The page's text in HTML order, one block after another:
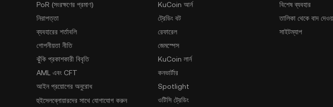
PoR (সংরক্ষণের প্রমাণ)
নিরাপত্তা
ব্যবহারের শর্তাবলি
গোপনীয়তা নীতি
ঝুঁকি প্রকাশকারী বিবৃতি
AML এবং CFT
আইন প্রয়োগের অনুরোধ
হুইসেলব্লোয়ারদের সাথে যোগাযোগ করুন
KuCoin আর্ন
ট্রেডিং বট
রেফারেল
জেমস্পেস
KuCoin লার্ন
কনভার্টার
Spotlight
ওটিসি ট্রেডিং
বিশেষ ব্যবহার
তালিকা থেকে বাদ
সাইটম্যাপ